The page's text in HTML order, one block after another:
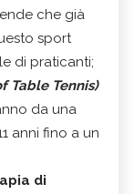
che già
sport
di praticanti;
Table Tennis)
da una
anni fino a un
di